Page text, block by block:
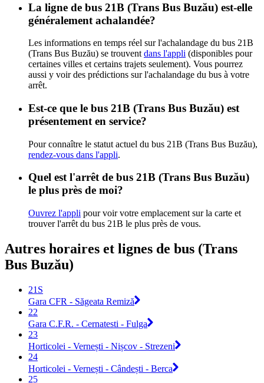
La ligne de bus 21B (Trans Bus Buzău) est-elle
généralement achalandée?
Les informations en temps réel sur l'achalandage du bus 21B
(Trans Bus Buzău) se trouvent dans l'appli (disponibles pour
certaines villes et certains trajets seulement). Vous pourrez
aussi y voir des prédictions sur l'achalandage du bus à votre
arrêt.
Est-ce que le bus 21B (Trans Bus Buzău) est
présentement en service?
Pour connaître le statut actuel du bus 21B (Trans Bus Buzău),
rendez-vous dans l'appli.
Quel est l'arrêt de bus 21B (Trans Bus Buzău)
le plus près de moi?
Ouvrez l'appli pour voir votre emplacement sur la carte et
trouver l'arrêt du bus 21B le plus près de vous.
Autres horaires et lignes de bus (Trans
Bus Buzău)
21S
Gara CFR - Săgeata Remiză
22
Gara C.F.R. - Cernatesti - Fulga
23
Horticolei - Vernești - Nișcov - Strezeni
24
Horticolei - Vernești - Cândești - Berca
25